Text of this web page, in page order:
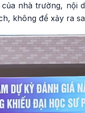
nhà trường, nội
không để xảy ra